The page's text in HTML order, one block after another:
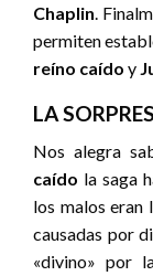
Chaplin .
permiten
reíno caído y
LA
Nos alegra
caído la saga
los malos eran
causadas por
«divino» por